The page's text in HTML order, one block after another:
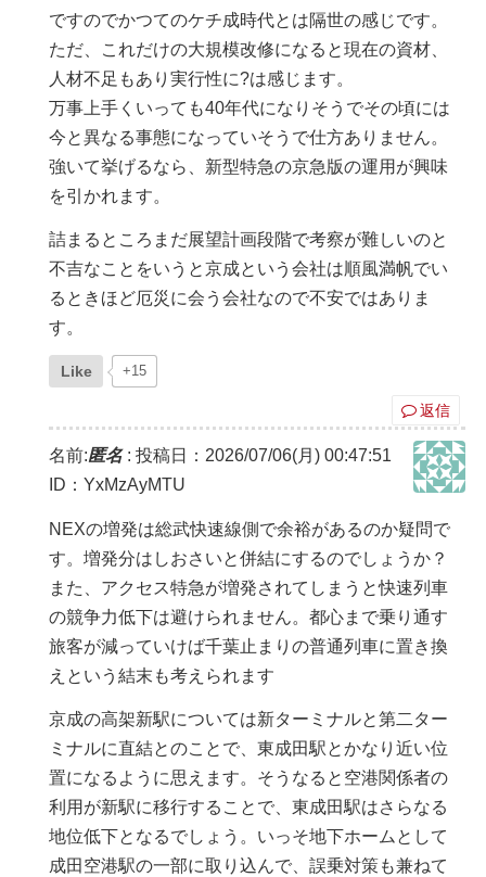
ですのでかつてのケチ成時代とは隔世の感じです。
ただ、これだけの大規模改修になると現在の資材、
人材不足もあり実行性に?は感じます。
万事上手くいっても40年代になりそうでその頃には
今と異なる事態になっていそうで仕方ありません。
強いて挙げるなら、新型特急の京急版の運用が興味
を引かれます。
詰まるところまだ展望計画段階で考察が難しいのと
不吉なことをいうと京成という会社は順風満帆でい
るときほど厄災に会う会社なので不安ではありま
す。
Like +15
返信
名前:匿名: 投稿日：2026/07/06(月) 00:47:51
ID：YxMzAyMTU
NEXの増発は総武快速線側で余裕があるのか疑問で
す。増発分はしおさいと併結にするのでしょうか？
また、アクセス特急が増発されてしまうと快速列車
の競争力低下は避けられません。都心まで乗り通す
旅客が減っていけば千葉止まりの普通列車に置き換
えという結末も考えられます
京成の高架新駅については新ターミナルと第二ター
ミナルに直結とのことで、東成田駅とかなり近い位
置になるように思えます。そうなると空港関係者の
利用が新駅に移行することで、東成田駅はさらなる
地位低下となるでしょう。いっそ地下ホームとして
成田空港駅の一部に取り込んで、誤乗対策も兼ねて